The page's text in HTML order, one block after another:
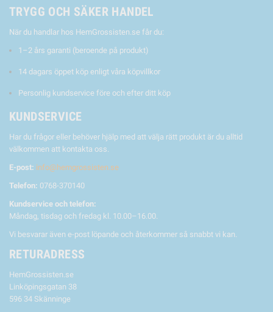
TRYGG OCH SÄKER HANDEL
När du handlar hos HemGrossisten.se får du:
1–2 års garanti (beroende på produkt)
14 dagars öppet köp enligt våra köpvillkor
Personlig kundservice före och efter ditt köp
KUNDSERVICE
Har du frågor eller behöver hjälp med att välja rätt produkt är du alltid
välkommen att kontakta oss.
E-post: info@hemgrossisten.se
Telefon: 0768-370140
Kundservice och telefon:
Måndag, tisdag och fredag kl. 10.00–16.00.
Vi besvarar även e-post löpande och återkommer så snabbt vi kan.
RETURADRESS
HemGrossisten.se
Linköpingsgatan 38
596 34 Skänninge